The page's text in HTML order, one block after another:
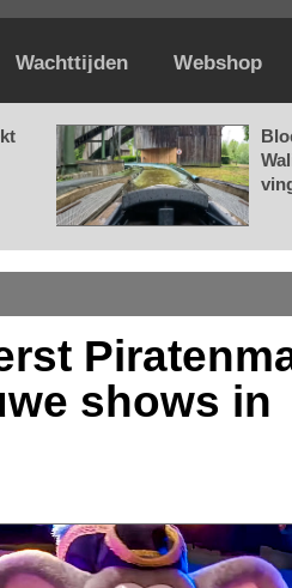
Wachttijden Webshop
shows in